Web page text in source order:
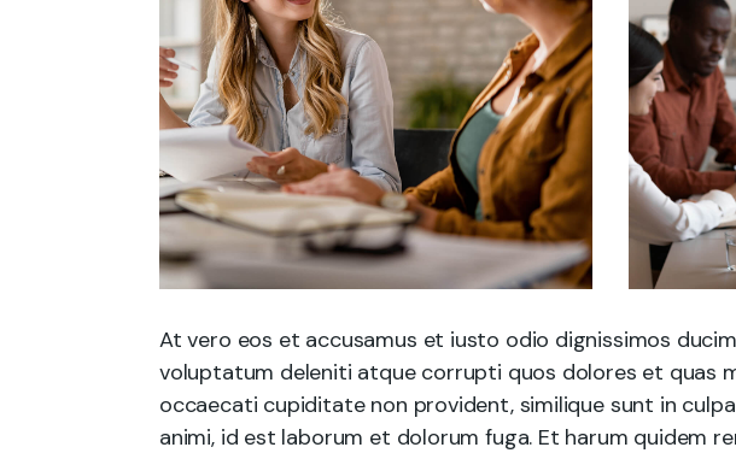
At vero eos et accusamus et iusto odio dignissimos
voluptatum deleniti atque corrupti quos dolores et quas
occaecati cupiditate non provident, similique sunt in
animi, id est laborum et dolorum fuga. Et harum quidem